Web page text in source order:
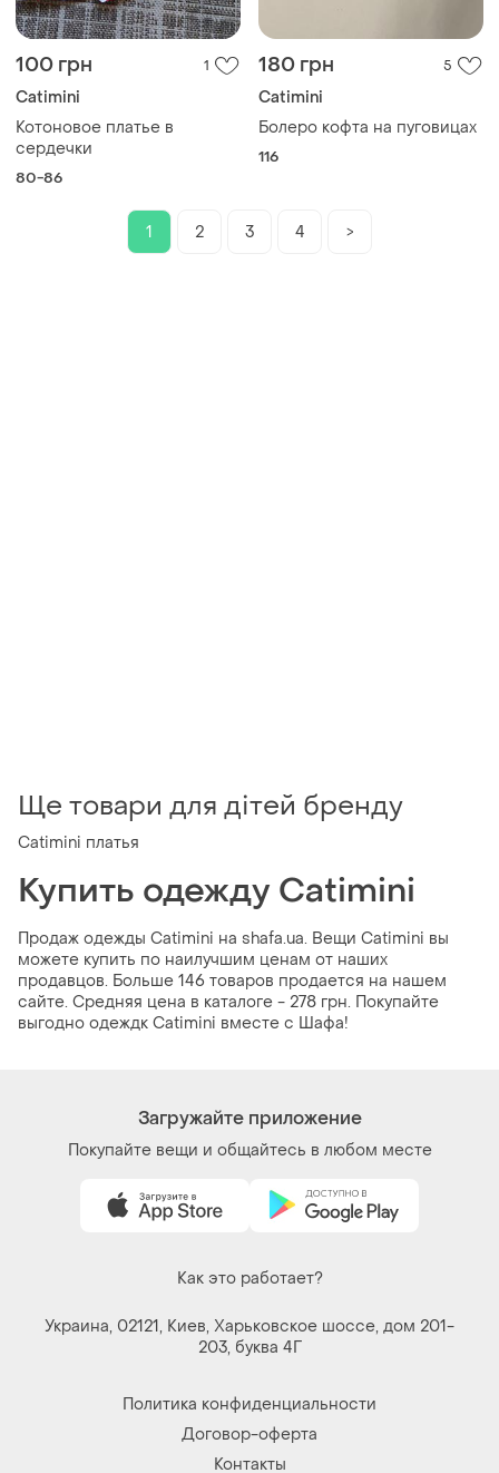
100 грн 1
Catimini
Котоновое платье в
сердечки
80-86
180 грн 5
Catimini
Болеро кофта на пуговицах
116
1 2 3 4 >
Ще товари для дітей бренду
Catimini платья
Купить одежду Catimini
Продаж одежды Catimini на shafa.ua. Вещи Catimini вы
можете купить по наилучшим ценам от наших
продавцов. Больше 146 товаров продается на нашем
сайте. Средняя цена в каталоге - 278 грн. Покупайте
выгодно одеждк Catimini вместе с Шафа!
Загружайте приложение
Покупайте вещи и общайтесь в любом месте
Как это работает?
Украина, 02121, Киев, Харьковское шоссе, дом 201-
203, буква 4Г
Политика конфиденциальности
Договор-оферта
Контакты